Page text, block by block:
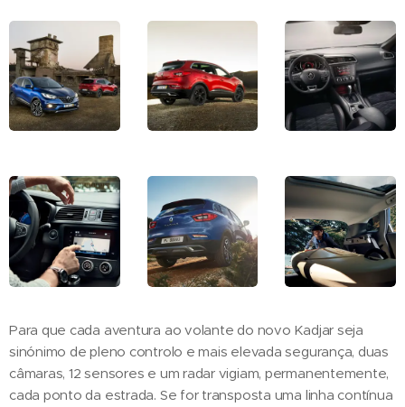
Para que cada aventura ao volante do novo Kadjar seja
sinónimo de pleno controlo e mais elevada segurança, duas
câmaras, 12 sensores e um radar vigiam, permanentemente,
cada ponto da estrada. Se for transposta uma linha contínua